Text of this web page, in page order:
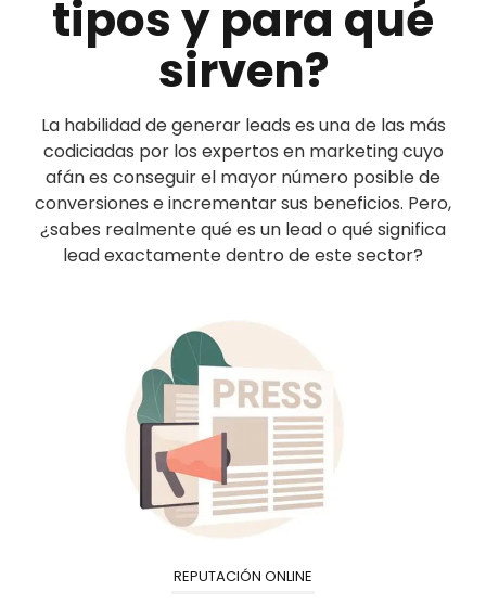
tipos y para qué
sirven?
La habilidad de generar leads es una de las más
codiciadas por los expertos en marketing cuyo
afán es conseguir el mayor número posible de
conversiones e incrementar sus beneficios. Pero,
¿sabes realmente qué es un lead o qué significa
lead exactamente dentro de este sector?
REPUTACIÓN ONLINE